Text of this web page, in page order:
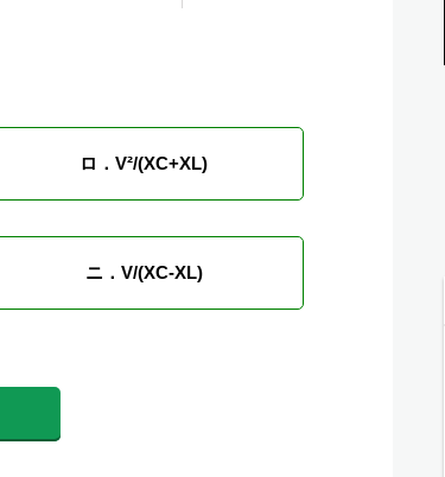
ロ．V²/(XC+XL)
ニ．V/(XC-XL)